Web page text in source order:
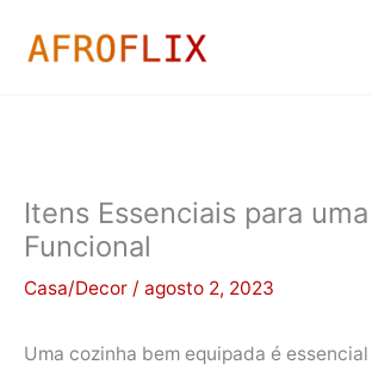
para
Itens Essenciais para
Funcional
Casa/Decor / agosto 2, 2023
Uma cozinha bem equipada é